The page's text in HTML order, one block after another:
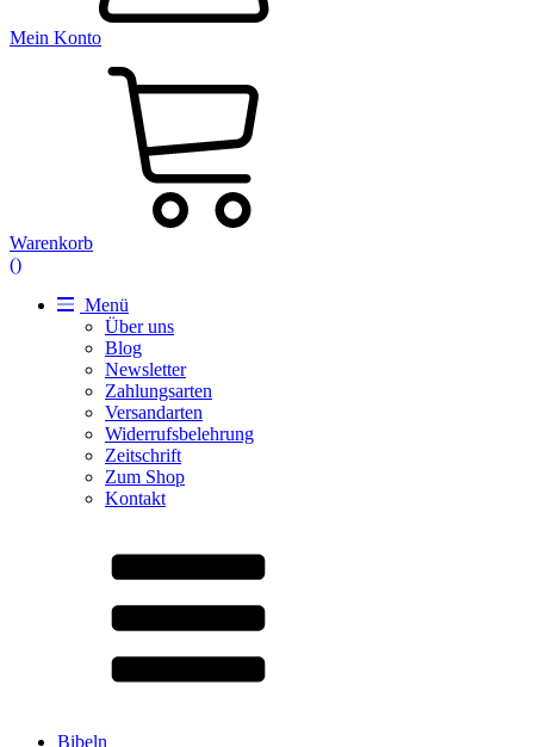
Mein Konto
Warenkorb
()
Menü
Über uns
Blog
Newsletter
Zahlungsarten
Versandarten
Widerrufsbelehrung
Zeitschrift
Zum Shop
Kontakt
Bibeln